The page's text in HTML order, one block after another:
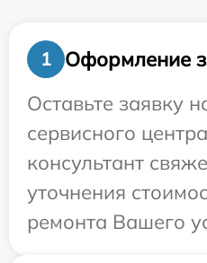
1
Оформление
Оставьте заявку
сервисного
консультант
уточнения
ремонта Вашего